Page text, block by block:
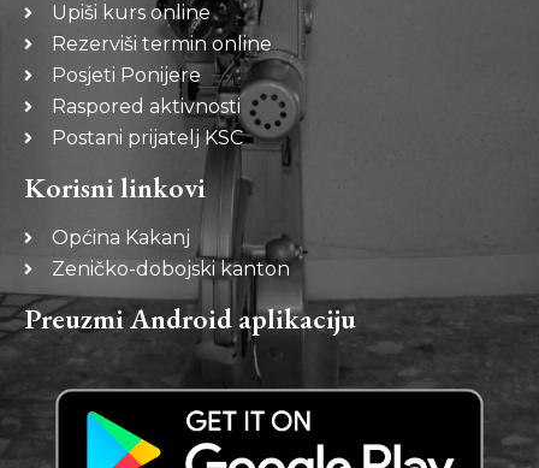
Upiši kurs online
Rezerviši termin online
Posjeti Ponijere
Raspored aktivnosti
Postani prijatelj KSC
Korisni linkovi
Općina Kakanj
Zeničko-dobojski kanton
Preuzmi Android aplikaciju